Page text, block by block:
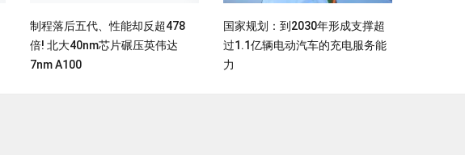
制程落后五代、性能却反超478
倍! 北大40nm芯片碾压英伟达
7nm A100
国家规划：到2030年形成支撑超
过1.1亿辆电动汽车的充电服务能
力